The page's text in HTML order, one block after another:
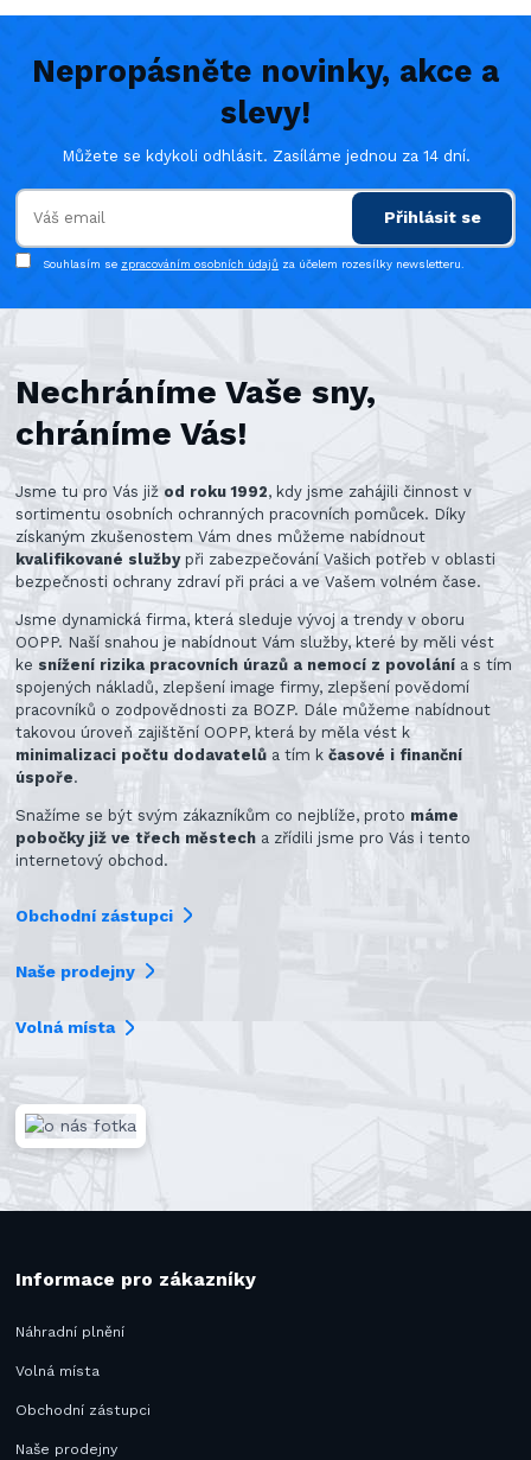
Nepropásněte novinky, akce a
slevy!
Můžete se kdykoli odhlásit. Zasíláme jednou za 14 dní.
Přihlásit se
Souhlasím se zpracováním osobních údajů za účelem rozesílky newsletteru.
Nechráníme Vaše sny,
chráníme Vás!
Jsme tu pro Vás již od roku 1992, kdy jsme zahájili činnost v
sortimentu osobních ochranných pracovních pomůcek. Díky
získaným zkušenostem Vám dnes můžeme nabídnout
kvalifikované službypři zabezpečování Vašich potřeb v oblasti
bezpečnosti ochrany zdraví při práci a ve Vašem volném čase.
Jsme dynamická firma, která sleduje vývoj a trendy v oboru
OOPP. Naší snahou je nabídnout Vám služby, které by měli vést
ke snížení rizika pracovních úrazů a nemocí z povolání a s tím
spojených nákladů, zlepšení image firmy, zlepšení povědomí
pracovníků o zodpovědnosti za BOZP. Dále můžeme nabídnout
takovou úroveň zajištění OOPP, která by měla vést k
minimalizaci počtu dodavatelů a tím kčasové i finanční
úspoře.
Snažíme se být svým zákazníkům co nejblíže, proto máme
pobočky již ve třech městech a zřídili jsme pro Vás i tento
internetový obchod.
Obchodní zástupci
Naše prodejny
Volná místa
Informace pro zákazníky
Náhradní plnění
Volná místa
Obchodní zástupci
Naše prodejny